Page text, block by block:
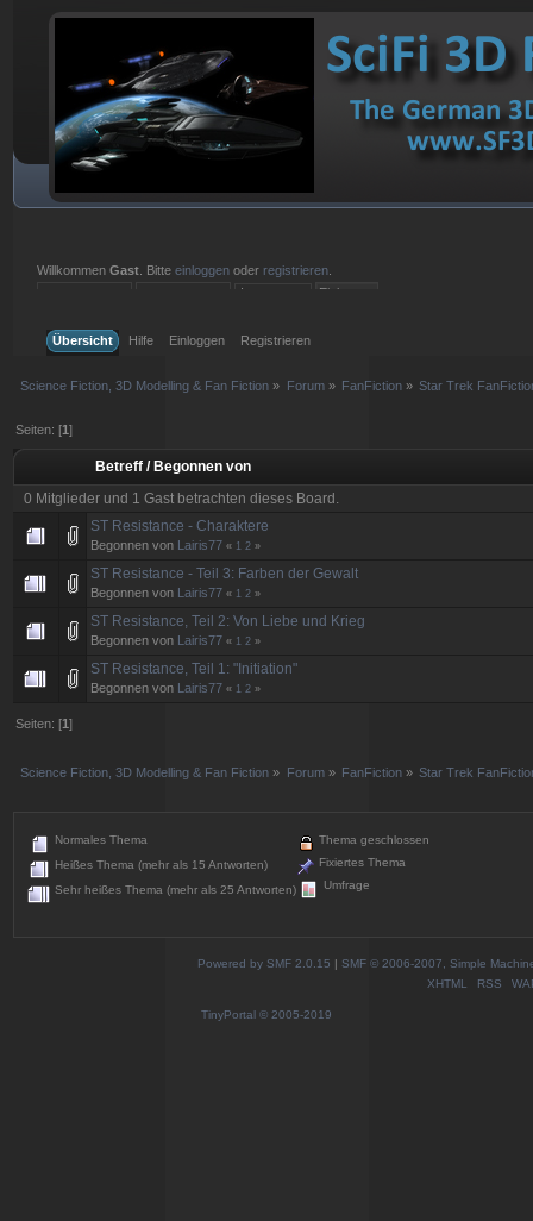
WillkommenGast . Bitteeinloggen oder registrieren
Übersicht
Hilfe Einloggen Registrieren
Science Fiction, 3D Modelling & Fan Fiction » Forum» FanFiction » Star Trek
Seiten: [1]
Betreff / Begonnen von
0 Mitglieder und 1 Gast betrachten dieses Board.
ST Resistance - Charaktere
Begonnen von Lairis77 « 1 2 »
ST Resistance - Teil 3: Farben der Gewalt
Begonnen von Lairis77 « 1 2 »
ST Resistance, Teil 2: Von Liebe und Krieg
Begonnen von Lairis77 « 1 2 »
ST Resistance, Teil 1: "Initiation"
Begonnen von Lairis77 « 1 2 »
Seiten: [1]
Science Fiction, 3D Modelling & Fan Fiction » Forum» FanFiction » Star Trek
Normales Thema
Heißes Thema (mehr als 15 Antworten)
Sehr heißes Thema (mehr als 25 Antworten)
Thema geschlossen
Fixiertes Thema
Umfrage
Powered by SMF 2.0.15 | SMF © 2006-2007, Simple
XHTML
RSS
TinyPortal © 2005-2019